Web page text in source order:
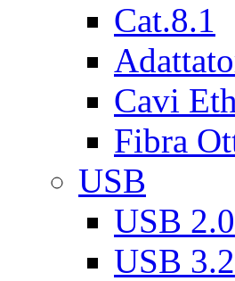
Cat.8.1
Cavi
Fibra
USB
USB 2.0
USB 3.2